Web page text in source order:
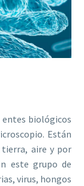
biológicos
Están
aire y por
este grupo de
virus, hongos